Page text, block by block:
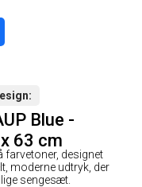
Blue -
63 cm
farvetoner, designet
moderne udtryk, der
sengesæt.